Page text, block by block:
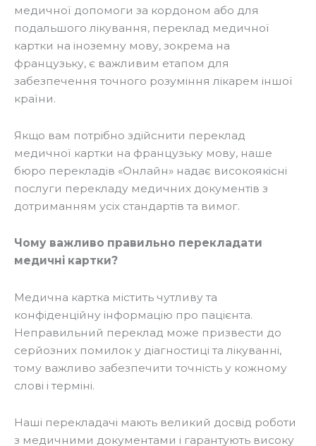
медичної допомоги за кордоном або для
подальшого лікування, переклад медичної
картки на іноземну мову, зокрема на
французьку, є важливим етапом для
забезпечення точного розуміння лікарем іншої
країни.
Якщо вам потрібно здійснити переклад
медичної картки на французьку мову, наше
бюро перекладів «Онлайн» надає високоякісні
послуги перекладу медичних документів з
дотриманням усіх стандартів та вимог.
Чому важливо правильно перекладати
медичні картки?
Медична картка містить чутливу та
конфіденційну інформацію про пацієнта.
Неправильний переклад може призвести до
серйозних помилок у діагностиці та лікуванні,
тому важливо забезпечити точність у кожному
слові і терміні.
Наші перекладачі мають великий досвід роботи
з медичними документами і гарантують високу